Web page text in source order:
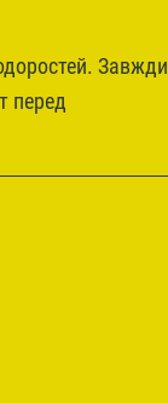
Завжди
перед